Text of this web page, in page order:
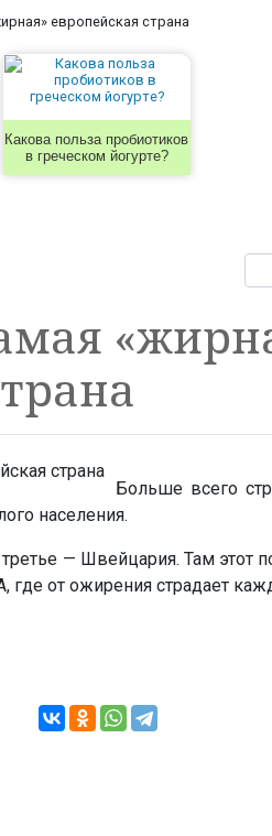
европейская страна
Какова польза пробиотиков
в греческом йогурте?
Больше всего
населения.
— Швейцария. Там этот
от ожирения страдает